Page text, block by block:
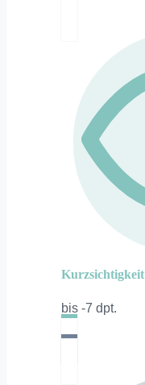
Kurzsichtigkeit
bis -7 dpt.